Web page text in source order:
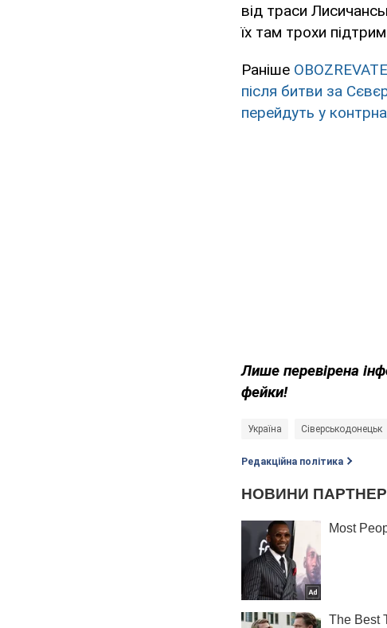
від траси
їх там трохи
Раніше
після битви за
перейдуть у
Лише перевірена
фейки!
Україна Сіверськодонецьк
Редакційна політика